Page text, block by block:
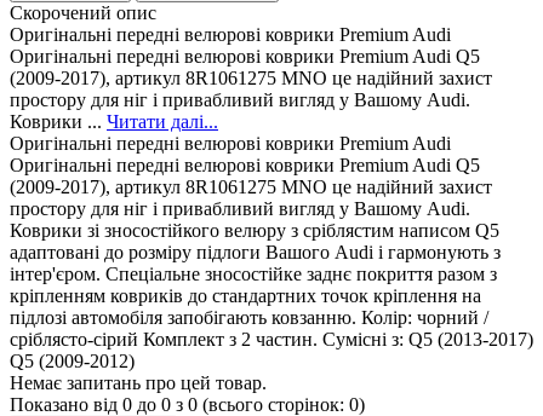
Скорочений опис
Оригінальні передні велюрові коврики Premium Audi
Оригінальні передні велюрові коврики Premium Audi Q5
(2009-2017), артикул 8R1061275 MNO це надійний захист
простору для ніг і привабливий вигляд у Вашому Audi.
Коврики ... Читати далі...
Оригінальні передні велюрові коврики Premium Audi
Оригінальні передні велюрові коврики Premium Audi Q5
(2009-2017), артикул 8R1061275 MNO це надійний захист
простору для ніг і привабливий вигляд у Вашому Audi.
Коврики зі зносостійкого велюру з сріблястим написом Q5
адаптовані до розміру підлоги Вашого Audi і гармонують з
інтер'єром. Спеціальне зносостійке заднє покриття разом з
кріпленням ковриків до стандартних точок кріплення на
підлозі автомобіля запобігають ковзанню. Колір: чорний /
сріблясто-сірий Комплект з 2 частин. Сумісні з: Q5 (2013-2017)
Q5 (2009-2012)
Немає запитань про цей товар.
Показано від 0 до 0 з 0 (всього сторінок: 0)